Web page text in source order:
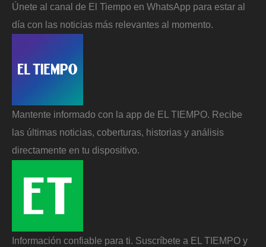
Únete al canal de El Tiempo en WhatsApp para estar al
día con las noticias más relevantes al momento.
Mantente informado con la app de EL TIEMPO. Recibe
las últimas noticias, coberturas, historias y análisis
directamente en tu dispositivo.
Información confiable para ti. Suscríbete a EL TIEMPO y